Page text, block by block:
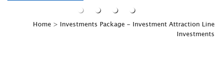
Home > Investments Package - Investment Attraction Line
Investments